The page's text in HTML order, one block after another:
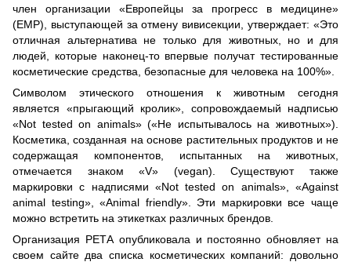
член организации «Европейцы за прогресс в медицине»
(ЕМР), выступающей за отмену вивисекции, утверждает: «Это
отличная альтернатива не только для животных, но и для
людей, которые наконец-то впервые получат тестированные
косметические средства, безопасные для человека на 100%».
Символом этического отношения к животным сегодня
является «прыгающий кролик», сопровождаемый надписью
«Not tested on animals» («Не испытывалось на животных»).
Косметика, созданная на основе растительных продуктов и не
содержащая компонентов, испытанных на животных,
отмечается знаком «V» (vegan). Существуют также
маркировки с надписями «Not tested on animals», «Against
animal testing», «Animal friendly». Эти маркировки все чаще
можно встретить на этикетках различных брендов.
Организация РЕТА опубликовала и постоянно обновляет на
своем сайте два списка косметических компаний: довольно